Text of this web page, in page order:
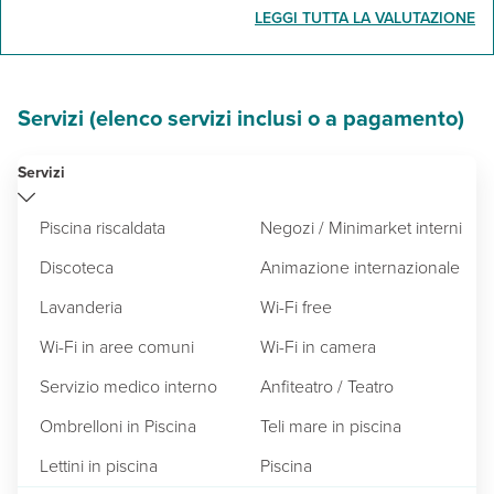
LEGGI TUTTA LA VALUTAZIONE
Servizi (elenco servizi inclusi o a pagamento)
Servizi
Piscina riscaldata
Negozi / Minimarket interni
Discoteca
Animazione internazionale
Lavanderia
Wi-Fi free
Wi-Fi in aree comuni
Wi-Fi in camera
Servizio medico interno
Anfiteatro / Teatro
Ombrelloni in Piscina
Teli mare in piscina
Lettini in piscina
Piscina